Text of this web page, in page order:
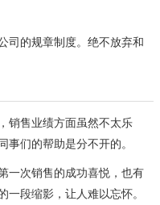
的规章制度。绝不放弃和
售业绩方面虽然不太乐
们的帮助是分不开的。
次销售的成功喜悦，也有
段缩影，让人难以忘怀。